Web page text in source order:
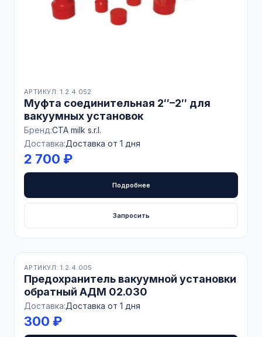
АРТИКУЛ: 1.2.4.052
Муфта соединительная 2″–2″ для
вакуумных установок
Бренд:CTA milk s.r.l.
Доставка:Доставка от 1 дня
2 700 ₽
Подробнее
Запросить
АРТИКУЛ: 1.2.4.005
Предохранитель вакуумной установки
обратный АДМ 02.030
Доставка:Доставка от 1 дня
300 ₽